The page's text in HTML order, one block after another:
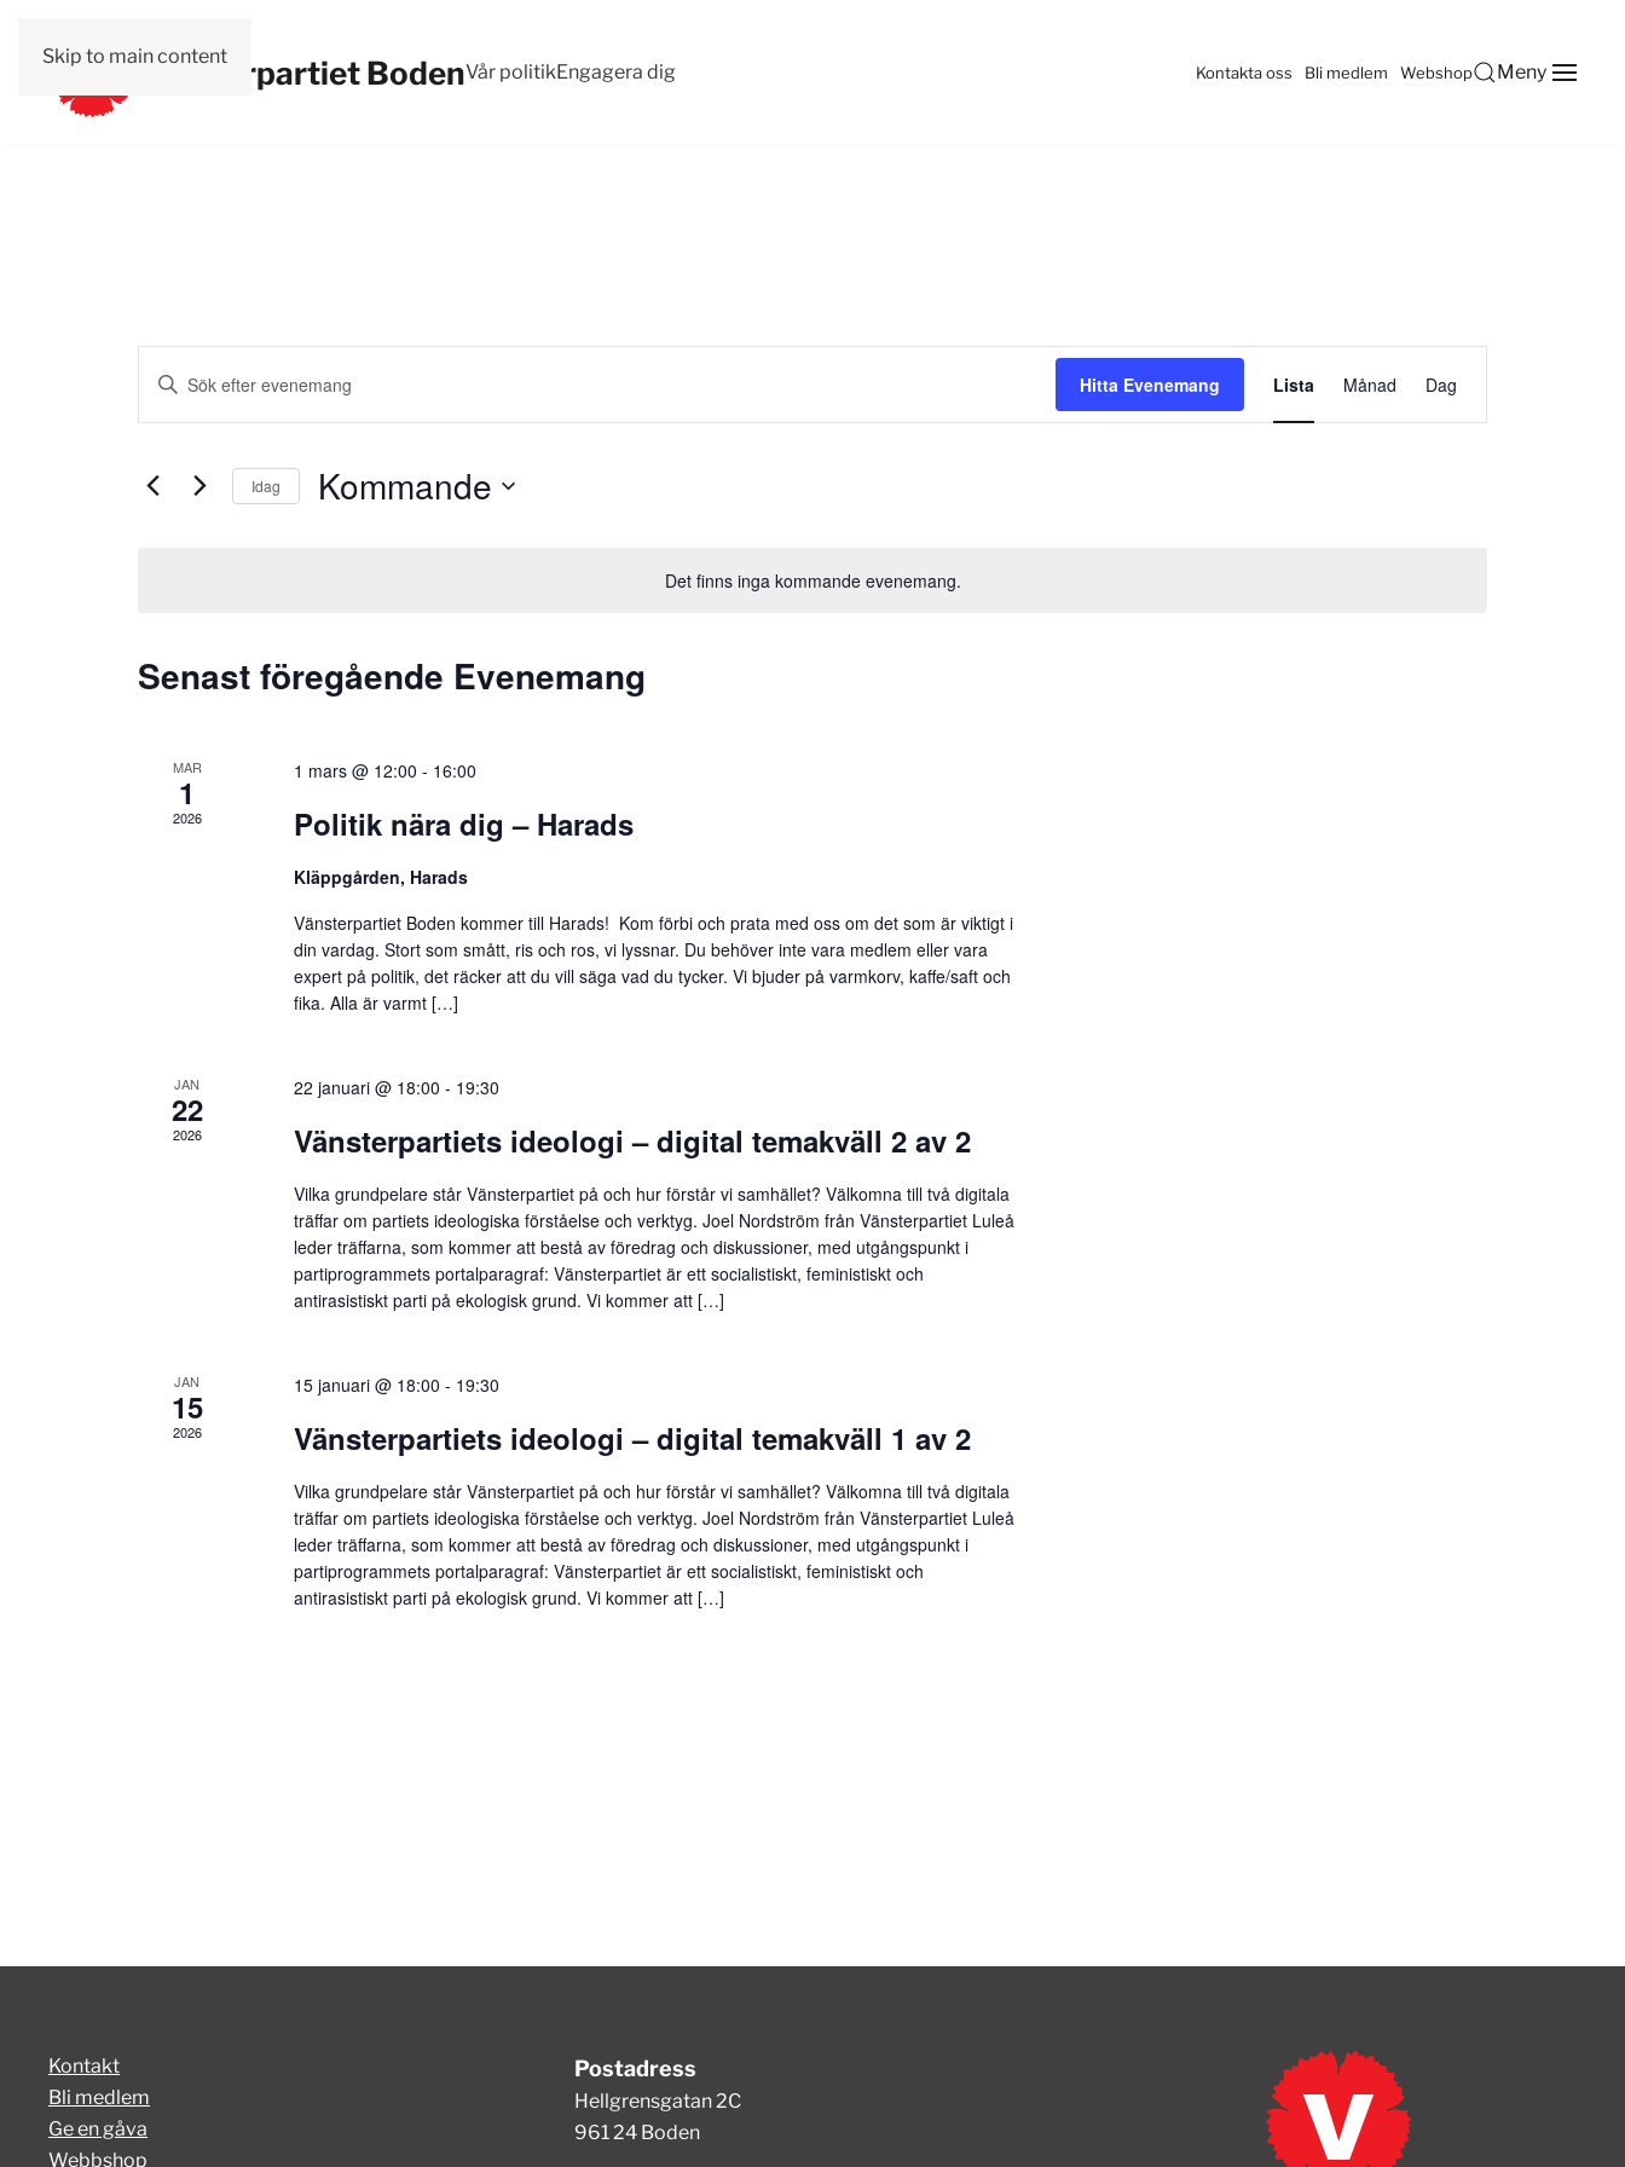
Skip to main contentVänsterpartiet BodenVår politikEngagera dig Kontakta oss Bli medlem Webshop Meny
Det finns inga kommande evenemang.
Evenemang
Search
and
Views
Ange
efter
Evenemang
Hitta Evenemang
vynavigering
Lista Månad Dag
Idag Kommande
Senast föregående Evenemang
MAR
1
2026
1 mars @ 12:00 - 16:00
Politik nära dig – Harads
Kläppgården, Harads
Vänsterpartiet Boden kommer till Harads! Kom förbi och prata med oss om det som är viktigt i
din vardag. Stort som smått, ris och ros, vi lyssnar. Du behöver inte vara medlem eller vara
expert på politik, det räcker att du vill säga vad du tycker. Vi bjuder på varmkorv, kaffe/saft och
fika. Alla är varmt […]
JAN
22
2026
22 januari @ 18:00 - 19:30
Vänsterpartiets ideologi – digital temakväll 2 av 2
Vilka grundpelare står Vänsterpartiet på och hur förstår vi samhället? Välkomna till två digitala
träffar om partiets ideologiska förståelse och verktyg. Joel Nordström från Vänsterpartiet Luleå
leder träffarna, som kommer att bestå av föredrag och diskussioner, med utgångspunkt i
partiprogrammets portalparagraf: Vänsterpartiet är ett socialistiskt, feministiskt och
antirasistiskt parti på ekologisk grund. Vi kommer att […]
JAN
15
2026
15 januari @ 18:00 - 19:30
Vänsterpartiets ideologi – digital temakväll 1 av 2
Vilka grundpelare står Vänsterpartiet på och hur förstår vi samhället? Välkomna till två digitala
träffar om partiets ideologiska förståelse och verktyg. Joel Nordström från Vänsterpartiet Luleå
leder träffarna, som kommer att bestå av föredrag och diskussioner, med utgångspunkt i
partiprogrammets portalparagraf: Vänsterpartiet är ett socialistiskt, feministiskt och
antirasistiskt parti på ekologisk grund. Vi kommer att […]
Kontakt
Bli medlem
Ge en gåva
Webbshop
Postadress
Hellgrensgatan 2C
961 24 Boden